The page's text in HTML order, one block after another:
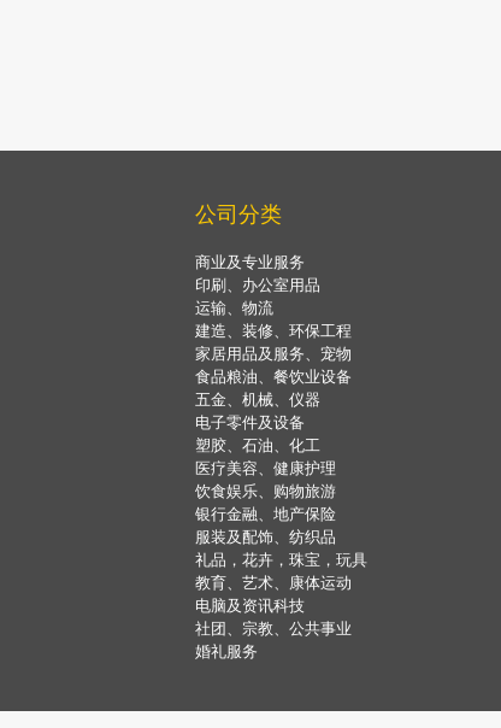
公司分类
商业及专业服务
印刷、办公室用品
运输、物流
建造、装修、环保工程
家居用品及服务、宠物
食品粮油、餐饮业设备
五金、机械、仪器
电子零件及设备
塑胶、石油、化工
医疗美容、健康护理
饮食娱乐、购物旅游
银行金融、地产保险
服装及配饰、纺织品
礼品，花卉，珠宝，玩具
教育、艺术、康体运动
电脑及资讯科技
社团、宗教、公共事业
婚礼服务